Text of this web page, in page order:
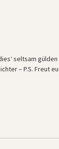
seltsam
– P.S. Freut